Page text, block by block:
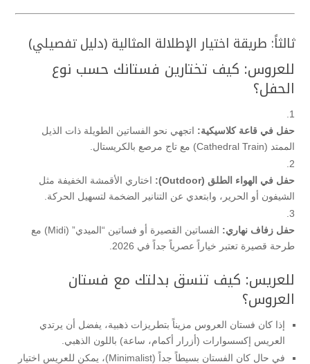
ثالثاً: طريقة اختيار الإطلالة المثالية (دليل تفصيلي)
للعروس: كيف تختارين فستانك حسب نوع
الحفل؟
حفل في قاعة كلاسيكية: اتجهي نحو الفساتين الطويلة ذات الذيل
الممتد (Cathedral Train) مع تاج مرصع بالكريستال.
حفل في الهواء الطلق (Outdoor):
اختاري الأقمشة الخفيفة مثل
الشيفون أو الحرير، وابتعدي عن التنانير الضخمة لتسهيل الحركة.
حفل زفاف نهاري:
الفساتين القصيرة أو فساتين “الميدي” (Midi) مع
طرحة قصيرة تعتبر خياراً عصرياً جداً في 2026.
للعريس: كيف تنسق بدلتك مع فستان
العروس؟
إذا كان فستان العروس مزيناً بتطريزات ذهبية، يفضل أن يرتدي
العريس إكسسوارات (أزرار أكمام، ساعة) باللون الذهبي.
في حال كان الفستان بسيطاً جداً (Minimalist)، يمكن للعريس اختيار